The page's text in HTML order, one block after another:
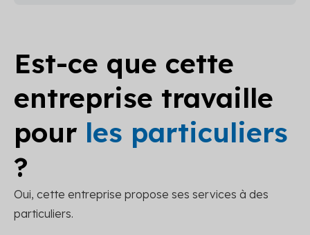
Est-ce que cette
entreprise travaille
pour les particuliers
?
Oui, cette entreprise propose ses services à des
particuliers.